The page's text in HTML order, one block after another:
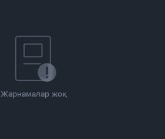
Жарнамалар жоқ